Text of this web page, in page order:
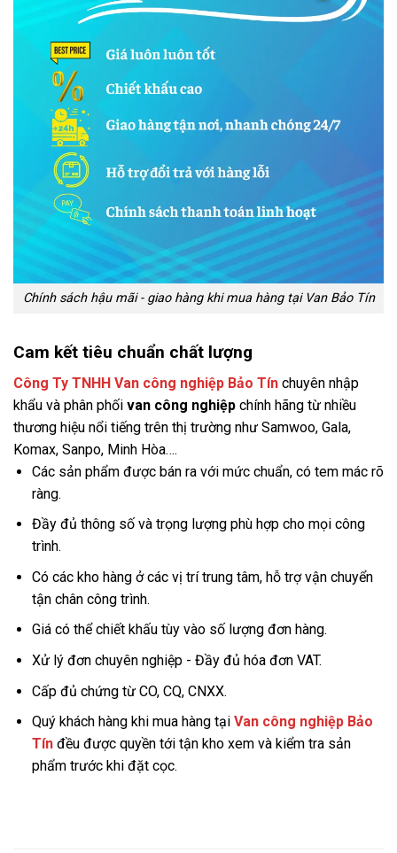
Chính sách hậu mãi - giao hàng khi mua hàng tại Van Bảo Tín
Cam kết tiêu chuẩn chất lượng
Công Ty TNHH Van công nghiệp Bảo Tín chuyên nhập
khẩu và phân phối van công nghiệp chính hãng từ nhiều
thương hiệu nổi tiếng trên thị trường như Samwoo, Gala,
Komax, Sanpo, Minh Hòa….
Các sản phẩm được bán ra với mức chuẩn, có tem mác rõ
ràng.
Đầy đủ thông số và trọng lượng phù hợp cho mọi công
trình.
Có các kho hàng ở các vị trí trung tâm, hỗ trợ vận chuyển
tận chân công trình.
Giá có thể chiết khấu tùy vào số lượng đơn hàng.
Xử lý đơn chuyên nghiệp - Đầy đủ hóa đơn VAT.
Cấp đủ chứng từ CO, CQ, CNXX.
Quý khách hàng khi mua hàng tại Van công nghiệp Bảo
Tínđều được quyền tới tận kho xem và kiểm tra sản
phẩm trước khi đặt cọc.